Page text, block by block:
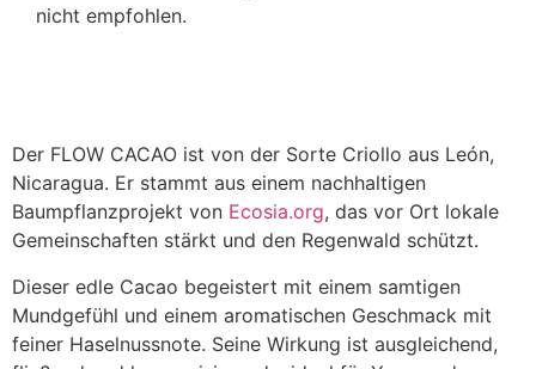
nicht empfohlen.
Der FLOW CACAO ist von der Sorte Criollo aus León,
Nicaragua. Er stammt aus einem nachhaltigen
Baumpflanzprojekt von Ecosia.org, das vor Ort lokale
Gemeinschaften stärkt und den Regenwald schützt.
Dieser edle Cacao begeistert mit einem samtigen
Mundgefühl und einem aromatischen Geschmack mit
feiner Haselnussnote. Seine Wirkung ist ausgleichend,